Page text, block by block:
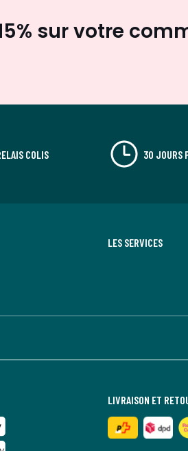
sur votre
COLIS 30 JOURS
LES SERVICES
LIVRAISON ET